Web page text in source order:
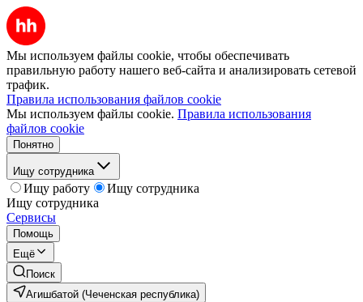
Мы используем файлы cookie, чтобы обеспечивать
правильную работу нашего веб-сайта и анализировать сетевой
трафик.
Правила использования файлов cookie
Мы используем файлы cookie. Правила использования
файлов cookie
Понятно
Ищу сотрудника
Ищу работу
Ищу сотрудника
Ищу сотрудника
Сервисы
Помощь
Ещё
Поиск
Агишбатой (Чеченская республика)